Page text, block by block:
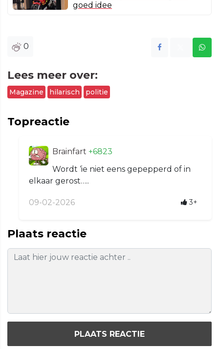
goed idee
0
Lees meer over:
Magazine hilarisch politie
Topreactie
Brainfart +6823
Wordt ‘ie niet eens gepepperd of in
elkaar gerost…..
09-02-2026 3+
Plaats reactie
PLAATS REACTIE